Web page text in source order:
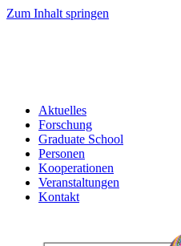
Zum Inhalt springen
Aktuelles
Forschung
Graduate School
Personen
Kooperationen
Veranstaltungen
Kontakt